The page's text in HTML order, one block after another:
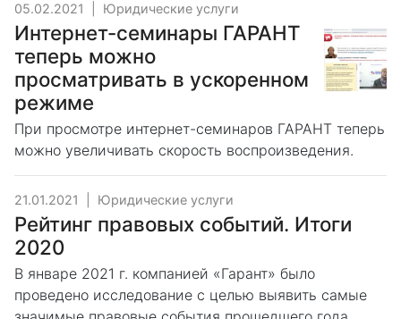
05.02.2021 Юридические услуги
Интернет-семинары ГАРАНТ
теперь можно
просматривать в ускоренном
режиме
При просмотре интернет-семинаров ГАРАНТ теперь
можно увеличивать скорость воспроизведения.
21.01.2021 Юридические услуги
Рейтинг правовых событий. Итоги
2020
В январе 2021 г. компанией «Гарант» было
проведено исследование с целью выявить самые